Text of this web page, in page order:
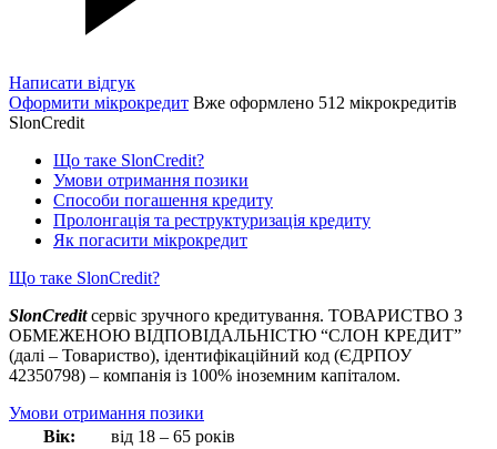
Написати відгук
Оформити мікрокредит Вже оформлено 512 мікрокредитів
SlonCredit
Що таке SlonCredit?
Умови отримання позики
Способи погашення кредиту
Пролонгація та реструктуризація кредиту
Як погасити мікрокредит
Що таке SlonCredit?
SlonCreditсервіс зручного кредитування. ТОВАРИСТВО З
ОБМЕЖЕНОЮ ВІДПОВІДАЛЬНІСТЮ “СЛОН КРЕДИТ”
(далі – Товариство), ідентифікаційний код (ЄДРПОУ
42350798) – компанія із 100% іноземним капіталом.
Умови отримання позики
Вік:
від 18 – 65 років